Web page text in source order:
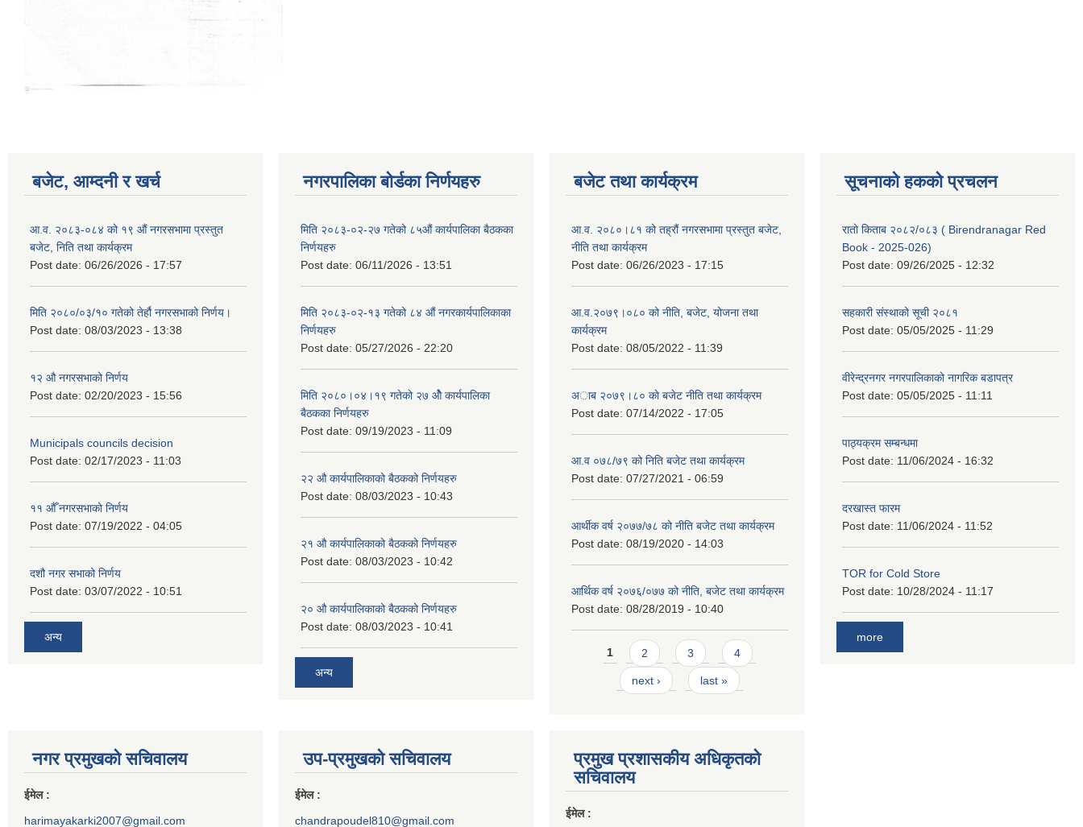
बजेट, आम्दनी र खर्च
आ.व. २०८३-०८४ को १९ औं नगरसभामा प्रस्तुत
बजेट, निति तथा कार्यक्रम
Post date: 06/26/2026 - 17:57
मिति २०८०/०३/१० गतेको तेर्हौ नगरसभाको निर्णय।
Post date: 08/03/2023 - 13:38
१२ औ नगरसभाको निर्णय
Post date: 02/20/2023 - 15:56
Municipals councils decision
Post date: 02/17/2023 - 11:03
११ ‌औँ नगरसभाको निर्णय
Post date: 07/19/2022 - 04:05
दशौ नगर सभाको निर्णय
Post date: 03/07/2022 - 10:51
अन्य
नगरपालिका बोर्डका निर्णयहरु
मिति २०८३-०२-२७ गतेको ८५औं कार्यपालिका बैठकका
निर्णयहरु
Post date: 06/11/2026 - 13:51
मिति २०८३-०२-१३ गतेको ८४ औं नगरकार्यपालिकाका
निर्णयहरु
Post date: 05/27/2026 - 22:20
मिति २०८०।०४।१९ गतेको २७ ‌‍‌ओेै कार्यपालिका
बैठकका निर्णयहरु
Post date: 09/19/2023 - 11:09
२‍२ औ कार्यपालिकाको बैठकको निर्णयहरु
Post date: 08/03/2023 - 10:43
२‍१ औ कार्यपालिकाको बैठकको निर्णयहरु
Post date: 08/03/2023 - 10:42
२‍० औ कार्यपालिकाको बैठकको निर्णयहरु
Post date: 08/03/2023 - 10:41
अन्य
बजेट तथा कार्यक्रम
आ.व. २०८०।८१ को तह्रौं नगरसभामा प्रस्तुत बजेट,
नीति तथा कार्यक्रम
Post date: 06/26/2023 - 17:15
आ.व.२०७९।०८० को नीति, बजेट, योजना तथा
कार्यक्रम
Post date: 08/05/2022 - 11:39
अाब २०७९।८० काे बजेट नीति तथा कार्यक्रम
Post date: 07/14/2022 - 17:05
आ.व ०७८/७९ को निति बजेट तथा कार्यक्रम
Post date: 07/27/2021 - 06:59
आर्थीक वर्ष २०७७/७८ को नीति बजेट तथा कार्यक्रम
Post date: 08/19/2020 - 14:03
आर्थिक वर्ष २०७६/०७७ को नीति, बजेट तथा कार्यक्रम
Post date: 08/28/2019 - 10:40
Pages
1 2 3 4
next › last »
सूचनाको हकको प्रचलन
रातो किताब २०८२/०८३ ( Birendranagar Red
Book - 2025-026)
Post date: 09/26/2025 - 12:32
सहकारी संस्थाको सूची २०८१
Post date: 05/05/2025 - 11:29
वीरेन्द्रनगर नगरपालिकाको नागरिक बडापत्र
Post date: 05/05/2025 - 11:11
पाठ्यक्रम सम्बन्धमा
Post date: 11/06/2024 - 16:32
दरखास्त फारम
Post date: 11/06/2024 - 11:52
TOR for Cold Store
Post date: 10/28/2024 - 11:17
more
नगर प्रमुखको सचिवालय
ईमेल :
harimayakarki2007@gmail.com
उप-प्रमुखको सचिवालय
ईमेल :
chandrapoudel810@gmail.com
प्रमुख प्रशासकीय अधिकृतको
सचिवालय
ईमेल :